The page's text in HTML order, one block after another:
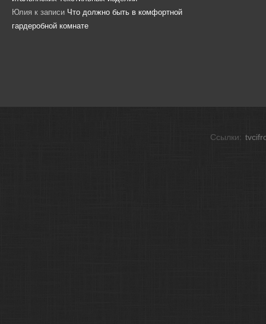
Юлия к записи Что должно быть в комфортной
гардеробной комнате
Ссылки: